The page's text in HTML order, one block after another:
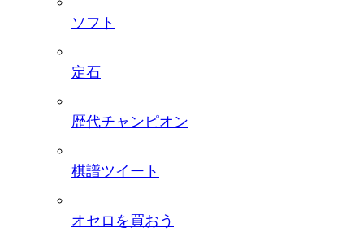
ソフト
定石
歴代チャンピオン
棋譜ツイート
オセロを買おう